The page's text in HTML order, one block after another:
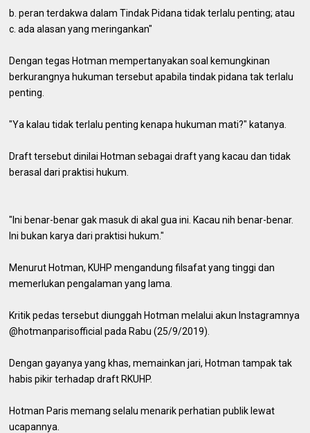
b. peran terdakwa dalam Tindak Pidana tidak terlalu penting; atau
c. ada alasan yang meringankan"
Dengan tegas Hotman mempertanyakan soal kemungkinan
berkurangnya hukuman tersebut apabila tindak pidana tak terlalu
penting.
"Ya kalau tidak terlalu penting kenapa hukuman mati?" katanya.
Draft tersebut dinilai Hotman sebagai draft yang kacau dan tidak
berasal dari praktisi hukum.
"Ini benar-benar gak masuk di akal gua ini. Kacau nih benar-benar.
Ini bukan karya dari praktisi hukum."
Menurut Hotman, KUHP mengandung filsafat yang tinggi dan
memerlukan pengalaman yang lama.
Kritik pedas tersebut diunggah Hotman melalui akun Instagramnya
@hotmanparisofficial pada Rabu (25/9/2019).
Dengan gayanya yang khas, memainkan jari, Hotman tampak tak
habis pikir terhadap draft RKUHP.
Hotman Paris memang selalu menarik perhatian publik lewat
ucapannya.